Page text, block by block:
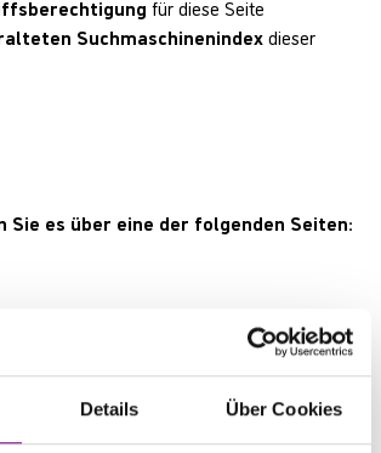
Details Über Cookies
für diese Seite
Suchmaschinenindexdieser
Sie es über eine der folgenden Seiten: